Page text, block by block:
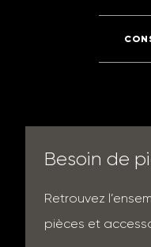
Besoin de
Retrouvez
pièces et